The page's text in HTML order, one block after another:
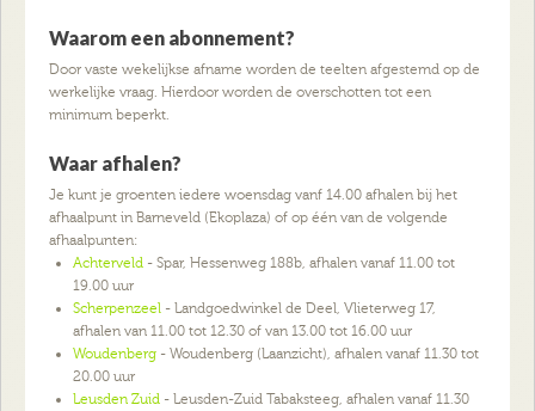
Waarom een abonnement?
Door vaste wekelijkse afname worden de teelten afgestemd op de
werkelijke vraag. Hierdoor worden de overschotten tot een
minimum beperkt.
Waar afhalen?
Je kunt je groenten iedere woensdag vanf 14.00 afhalen bij het
afhaalpunt in Barneveld (Ekoplaza) of op één van de volgende
afhaalpunten:
Achterveld - Spar, Hessenweg 188b, afhalen vanaf 11.00 tot
19.00 uur
Scherpenzeel - Landgoedwinkel de Deel, Vlieterweg 17,
afhalen van 11.00 tot 12.30 of van 13.00 tot 16.00 uur
Woudenberg - Woudenberg (Laanzicht), afhalen vanaf 11.30 tot
20.00 uur
Leusden Zuid - Leusden-Zuid Tabaksteeg, afhalen vanaf 11.30